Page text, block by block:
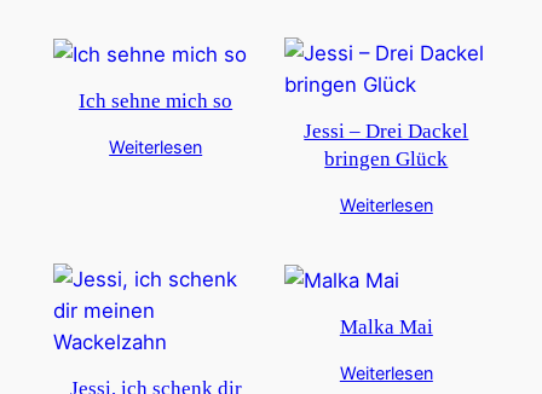
Ich sehne mich so
Weiterlesen
Jessi – Drei Dackel
bringen Glück
Weiterlesen
Jessi, ich schenk dir
Malka Mai
Weiterlesen